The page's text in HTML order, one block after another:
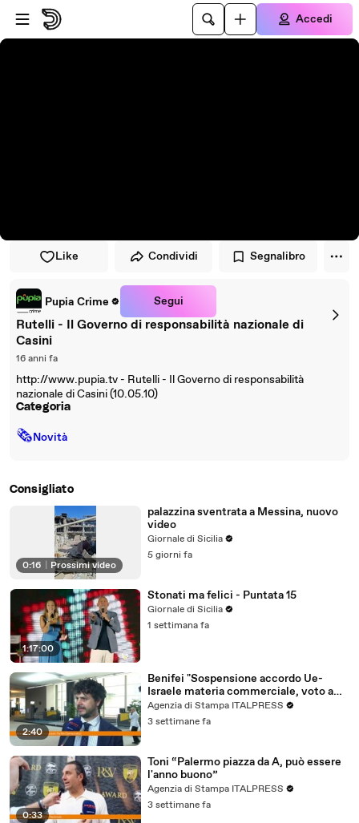
Vai al lettore
Passa al contenuto principale
Accedi
Like Condividi Segnalibro
Pupia Crime Segui
Rutelli - Il Governo di responsabilità nazionale di
Casini
16 anni fa
http://www.pupia.tv - Rutelli - Il Governo di responsabilità
nazionale di Casini (10.05.10)
Categoria
🗞Novità
Consigliato
0:16 Prossimi video
palazzina sventrata a Messina, nuovo
video
Giornale di Sicilia
5 giorni fa
1:17:00
Stonati ma felici - Puntata 15
Giornale di Sicilia
1 settimana fa
2:40
Benifei "Sospensione accordo Ue-
Israele materia commerciale, voto a
maggioranza"
Agenzia di Stampa ITALPRESS
3 settimane fa
0:33
Toni “Palermo piazza da A, può essere
l'anno buono”
Agenzia di Stampa ITALPRESS
3 settimane fa